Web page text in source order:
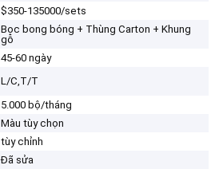
$350-135000/sets
Bọc bong bóng + Thùng Carton + Khung
gỗ
45-60 ngày
L/C,T/T
5.000 bộ/tháng
Màu tùy chọn
tùy chỉnh
Đã sửa